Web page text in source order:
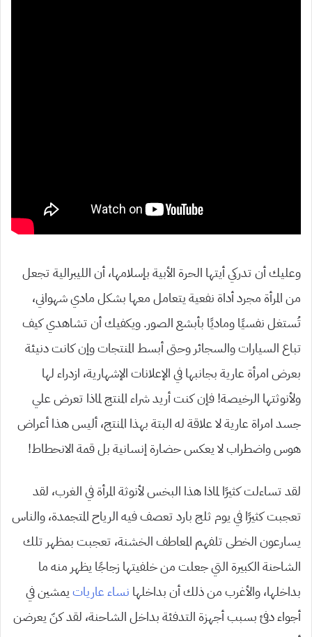
وعليك أن تدركي أيتها الحرة الأبية بإسلامها، أن الليبرالية تجعل
من المرأة مجرد أداة نفعية يتعامل معها بشكل مادي شهواني،
تُستغل نفسيًا وماديًا بأبشع الصور. ويكفيك أن تشاهدي كيف
تباع السيارات والسجائر وحتى أبسط المنتجات وإن كانت دنيئة
بعرض امرأة عارية بجانبها في الإعلانات الإشهارية، ازدراء لها
ولأنوثتها الرخيصة! فإن كنت أريد شراء المنتج لماذا تعرض علي
جسد امراة عارية لا علاقة له البتة بهذا المنتج، أليس هذا أعراض
هوس واضطراب لا يعكس حضارة إنسانية بل قمة الانحطاط!
لقد تساءلت كثيرًا لماذا هذا البخس لأنوثة المرأة في الغرب، لقد
تعجبت كثيرًا في يوم ثلج بارد تعصف فيه الرياح المتجمدة، والناس
يسارعون الخطى تلفهم المعاطف الخشنة، تعجبت بمظهر تلك
الشاحنة الكبيرة التي جعلت من خلفيتها زجاجًا يظهر منه ما
بداخلها، والأغرب من ذلك أن بداخلها نساء عارياتيمشين في
أجواء دفئ بسبب أجهزة التدفئة بداخل الشاحنة، لقد كنّ يعرضن